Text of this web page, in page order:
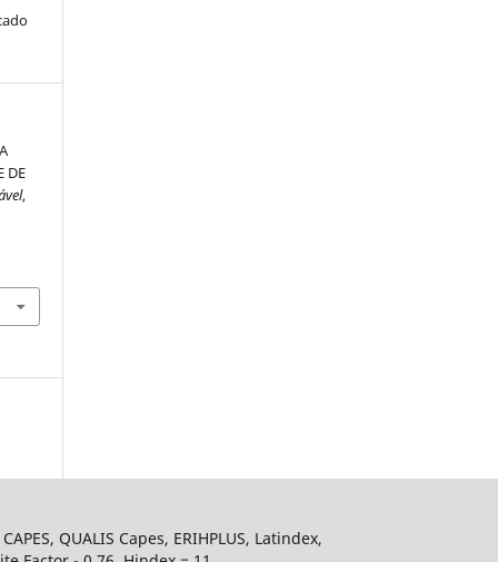
DE
,
QUALIS Capes, ERIHPLUS, Latindex,